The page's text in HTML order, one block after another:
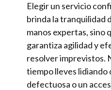
Elegir un servicio
brinda la tranquilidad
manos expertas, sino
garantiza agilidad y
resolver imprevistos.
tiempo lleves lidiando
defectuosa o un